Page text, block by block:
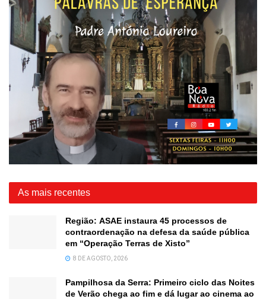
As mais recentes
Região: ASAE instaura 45 processos de
contraordenação na defesa da saúde pública
em “Operação Terras de Xisto”
8 DE AGOSTO, 2026
Pampilhosa da Serra: Primeiro ciclo das Noites
de Verão chega ao fim e dá lugar ao cinema ao